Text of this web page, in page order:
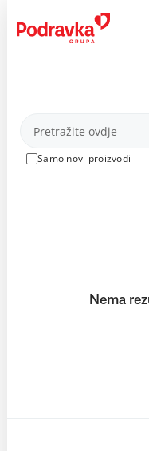
content
Samo novi proizvodi
Nema